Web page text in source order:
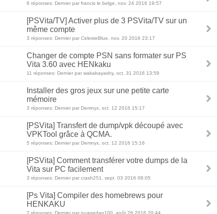
6 réponses: Dernier par francis le belge, nov. 24 2016 19:57
[PSVita/TV] Activer plus de 3 PSVita/TV sur un
même compte
3 réponses: Dernier par CelesteBlue, nov. 20 2016 23:17
Changer de compte PSN sans formater sur PS
Vita 3.60 avec HENkaku
11 réponses: Dernier par wakabayashy, oct. 31 2016 13:59
Installer des gros jeux sur une petite carte
mémoire
3 réponses: Dernier par Demnyx, oct. 12 2016 15:17
[PSVita] Transfert de dump/vpk découpé avec
VPKTool grâce à QCMA.
5 réponses: Dernier par Demnyx, oct. 12 2016 15:16
[PSVita] Comment transférer votre dumps de la
Vita sur PC facilement
3 réponses: Dernier par crash251, sept. 03 2016 08:05
[Ps Vita] Compiler des homebrews pour
HENKAKU
2 réponses: Dernier par nuagedan100, août 26 2016 20:44